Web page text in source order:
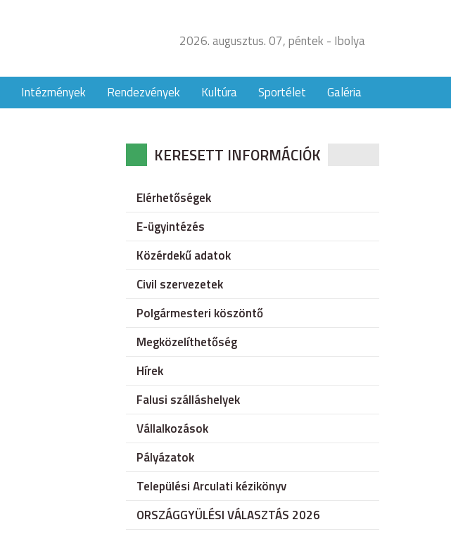
2026. augusztus. 07, péntek - Ibolya
Intézmények Rendezvények Kultúra Sportélet Galéria
KERESETT INFORMÁCIÓK
Elérhetőségek
E-ügyintézés
Közérdekű adatok
Civil szervezetek
Polgármesteri köszöntő
Megközelíthetőség
Hírek
Falusi szálláshelyek
Vállalkozások
Pályázatok
Települési Arculati kézikönyv
ORSZÁGGYÜLÉSI VÁLASZTÁS 2026